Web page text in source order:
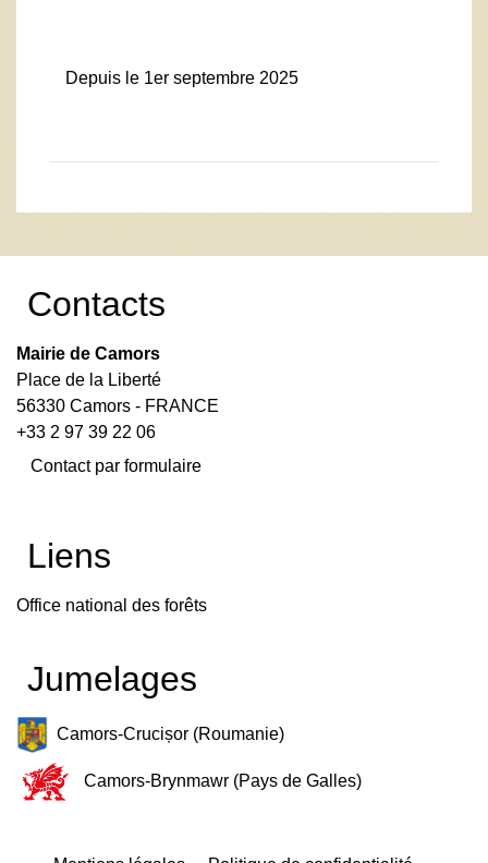
Depuis le 1er septembre 2025
Contacts
Mairie de Camors
Place de la Liberté
56330 Camors - FRANCE
+33 2 97 39 22 06
Contact par formulaire
Liens
Office national des forêts
Jumelages
Camors-Crucișor (Roumanie)
Camors-Brynmawr (Pays de Galles)